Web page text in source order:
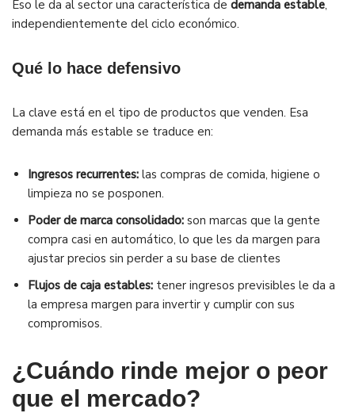
Eso le da al sector una característica de demanda estable,
independientemente del ciclo económico.
Qué lo hace defensivo
La clave está en el tipo de productos que venden. Esa
demanda más estable se traduce en:
Ingresos recurrentes: las compras de comida, higiene o
limpieza no se posponen.
Poder de marca consolidado: son marcas que la gente
compra casi en automático, lo que les da margen para
ajustar precios sin perder a su base de clientes
Flujos de caja estables: tener ingresos previsibles le da a
la empresa margen para invertir y cumplir con sus
compromisos.
¿Cuándo rinde mejor o peor
que el mercado?